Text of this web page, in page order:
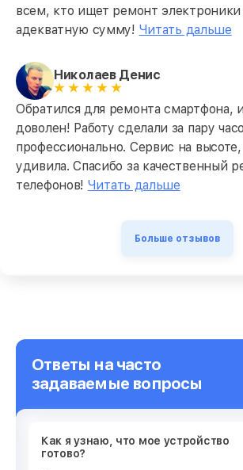
всем, кто ищет ремонт электроники
адекватную сумму! Читать дальше
Николаев Денис
Обратился для ремонта смартфона,
доволен! Работу сделали за пару
профессионально. Сервис на
удивила. Спасибо за качественный
телефонов! Читать дальше
Больше отзывов
Ответы на часто
задаваемые вопросы
Как я узнаю, что мое устройство
готово?